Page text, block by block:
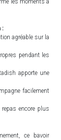
:
agréable sur la
pendant les
apporte une
facilement
encore plus
ce bavoir